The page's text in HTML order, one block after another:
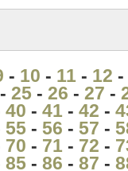
- 10 - 11 - 12 -
- 25 - 26 - 27 -
40 - 41 - 42 -
55 - 56 - 57 -
70 - 71 - 72 -
85 - 86 - 87 -